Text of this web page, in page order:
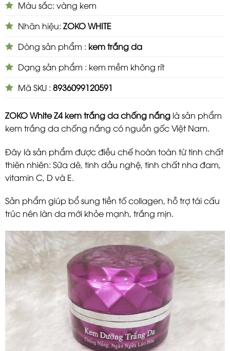
Màu sắc: vàng kem
Nhãn hiệu: ZOKO WHITE
Dòng sản phẩm : kem trắng da
Dạng sản phẩm : kem mềm không rít
Mã SKU : 8936099120591
ZOKO White Z4 kem trắng da chống nắng là sản phẩm
kem trắng da chống nắng có nguồn gốc Việt Nam.
Đây là sản phẩm được điều chế hoàn toàn từ tinh chất
thiên nhiên: Sữa dê, tinh dầu nghệ, tinh chất nha đam,
vitamin C, D và E.
Sản phẩm giúp bổ sung tiền tố collagen, hỗ trợ tái cấu
trúc nên làn da mới khỏe mạnh, trắng mịn.